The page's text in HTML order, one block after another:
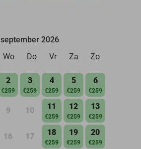
september 2026
Wo Do Vr Za Zo
2
€259
3
€259
4
€259
5
€259
6
€259
9 10 11
€259
12
€259
13
€259
16 17 18
€259
19
€259
20
€259